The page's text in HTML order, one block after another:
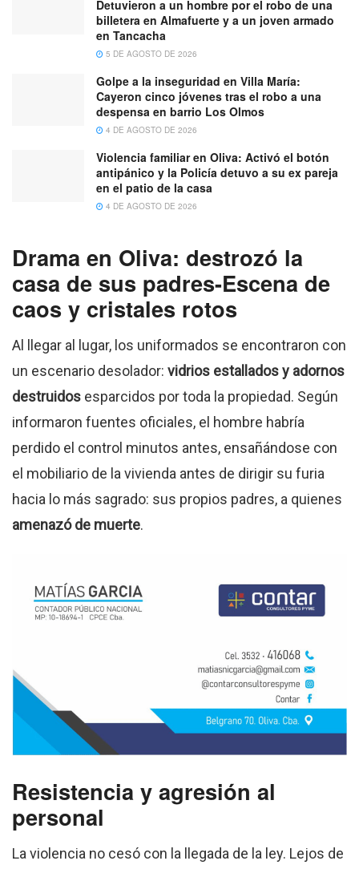
Detuvieron a un hombre por el robo de una
billetera en Almafuerte y a un joven armado
en Tancacha
5 DE AGOSTO DE 2026
Golpe a la inseguridad en Villa María:
Cayeron cinco jóvenes tras el robo a una
despensa en barrio Los Olmos
4 DE AGOSTO DE 2026
Violencia familiar en Oliva: Activó el botón
antipánico y la Policía detuvo a su ex pareja
en el patio de la casa
4 DE AGOSTO DE 2026
Drama en Oliva: destrozó la
casa de sus padres-Escena de
caos y cristales rotos
Al llegar al lugar, los uniformados se encontraron con
un escenario desolador: vidrios estallados y adornos
destruidos esparcidos por toda la propiedad. Según
informaron fuentes oficiales, el hombre habría
perdido el control minutos antes, ensañándose con
el mobiliario de la vivienda antes de dirigir su furia
hacia lo más sagrado: sus propios padres, a quienes
amenazó de muerte.
Resistencia y agresión al
personal
La violencia no cesó con la llegada de la ley. Lejos de